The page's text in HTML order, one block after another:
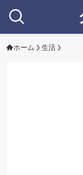
ホーム 生活